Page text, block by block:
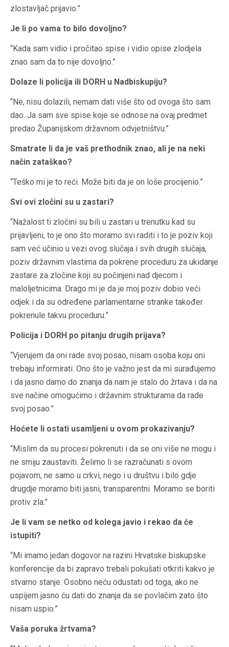
zlostavljač prijavio.”
Je li po vama to bilo dovoljno?
“Kada sam vidio i pročitao spise i vidio opise zlodjela
znao sam da to nije dovoljno.”
Dolaze li policija ili DORH u Nadbiskupiju?
“Ne, nisu dolazili, nemam dati više što od ovoga što sam
dao. Ja sam sve spise koje se odnose na ovaj predmet
predao Županijskom državnom odvjetništvu.”
Smatrate li da je vaš prethodnik znao, ali je na neki
način zataškao?
“Teško mi je to reći. Može biti da je on loše procijenio.”
Svi ovi zločini su u zastari?
“Nažalost ti zločini su bili u zastari u trenutku kad su
prijavljeni, to je ono što moramo svi raditi i to je poziv koji
sam već učinio u vezi ovog slučaja i svih drugih slučaja,
poziv državnim vlastima da pokrene proceduru za ukidanje
zastare za zločine koji su počinjeni nad djecom i
maloljetnicima. Drago mi je da je moj poziv dobio veći
odjek i da su određene parlamentarne stranke također
pokrenule takvu proceduru.”
Policija i DORH po pitanju drugih prijava?
“Vjerujem da oni rade svoj posao, nisam osoba koju oni
trebaju informirati. Ono što je važno jest da mi surađujemo
i da jasno damo do znanja da nam je stalo do žrtava i da na
sve načine omogućimo i državnim strukturama da rade
svoj posao.”
Hoćete li ostati usamljeni u ovom prokazivanju?
“Mislim da su procesi pokrenuti i da se oni više ne mogu i
ne smiju zaustaviti. Želimo li se razračunati s ovom
pojavom, ne samo u crkvi, nego i u društvu i bilo gdje
drugdje moramo biti jasni, transparentni. Moramo se boriti
protiv zla.”
Je li vam se netko od kolega javio i rekao da će
istupiti?
“Mi imamo jedan dogovor na razini Hrvatske biskupske
konferencije da bi zapravo trebali pokušati otkriti kakvo je
stvarno stanje. Osobno neću odustati od toga, ako ne
uspijem jasno ću dati do znanja da se povlačim zato što
nisam uspio.”
Vaša poruka žrtvama?